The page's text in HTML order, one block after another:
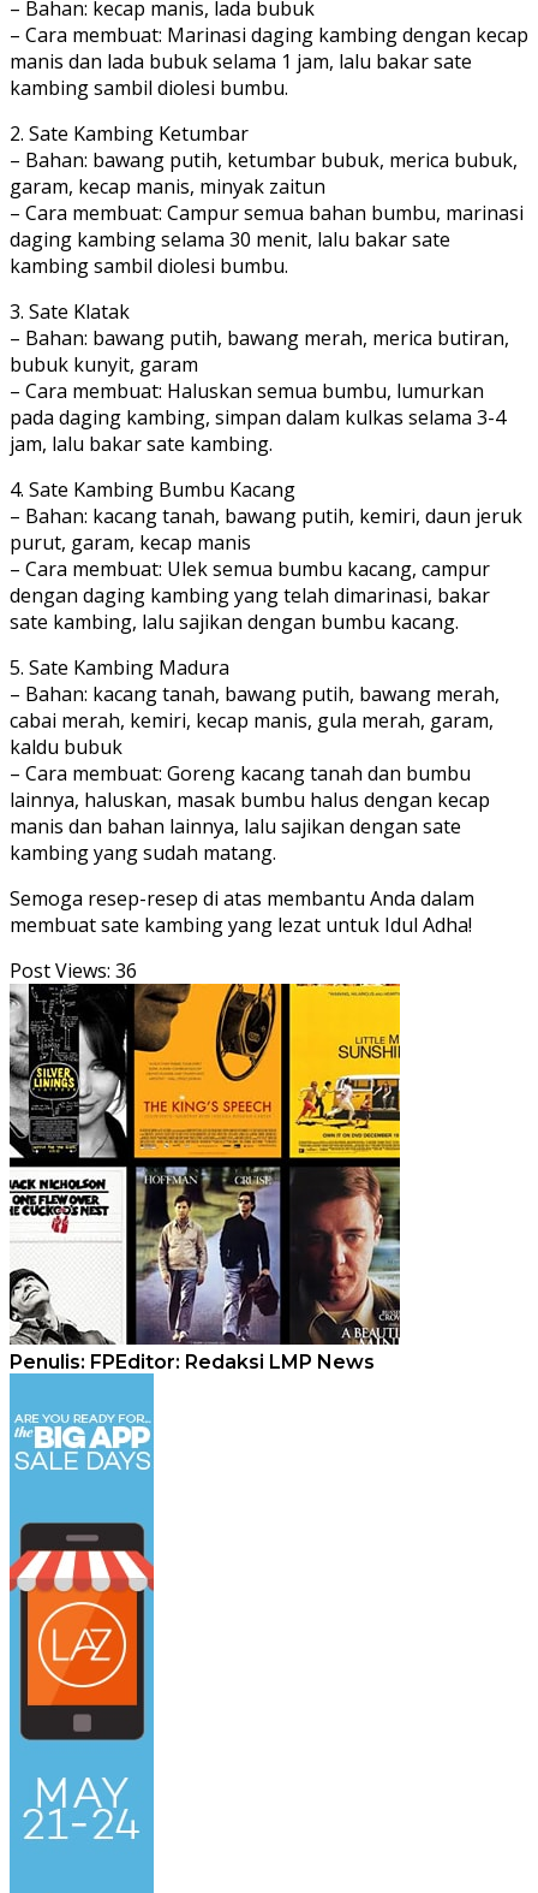
– Bahan: kecap manis, lada bubuk
– Cara membuat: Marinasi daging kambing dengan kecap
manis dan lada bubuk selama 1 jam, lalu bakar sate
kambing sambil diolesi bumbu.
2. Sate Kambing Ketumbar
– Bahan: bawang putih, ketumbar bubuk, merica bubuk,
garam, kecap manis, minyak zaitun
– Cara membuat: Campur semua bahan bumbu, marinasi
daging kambing selama 30 menit, lalu bakar sate
kambing sambil diolesi bumbu.
3. Sate Klatak
– Bahan: bawang putih, bawang merah, merica butiran,
bubuk kunyit, garam
– Cara membuat: Haluskan semua bumbu, lumurkan
pada daging kambing, simpan dalam kulkas selama 3-4
jam, lalu bakar sate kambing.
4. Sate Kambing Bumbu Kacang
– Bahan: kacang tanah, bawang putih, kemiri, daun jeruk
purut, garam, kecap manis
– Cara membuat: Ulek semua bumbu kacang, campur
dengan daging kambing yang telah dimarinasi, bakar
sate kambing, lalu sajikan dengan bumbu kacang.
5. Sate Kambing Madura
– Bahan: kacang tanah, bawang putih, bawang merah,
cabai merah, kemiri, kecap manis, gula merah, garam,
kaldu bubuk
– Cara membuat: Goreng kacang tanah dan bumbu
lainnya, haluskan, masak bumbu halus dengan kecap
manis dan bahan lainnya, lalu sajikan dengan sate
kambing yang sudah matang.
Semoga resep-resep di atas membantu Anda dalam
membuat sate kambing yang lezat untuk Idul Adha!
Post Views: 36
Penulis: FPEditor: Redaksi LMP News